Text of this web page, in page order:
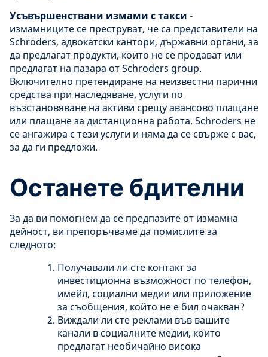
Усъвършенствани измами с такси -
измамниците се преструват, че са представители на
Schroders, адвокатски кантори, държавни органи, за
да предлагат продукти, които не се продават или
предлагат на пазара от Schroders group.
Включително претендиране на неизвестни парични
средства при наследяване, услуги по
възстановяване на активи срещу авансово плащане
или плащане за дистанционна работа. Schroders не
се ангажира с тези услуги и няма да се свърже с вас,
за да ги предложи.
Останете бдителни
За да ви помогнем да се предпазите от измамна
дейност, ви препоръчваме да помислите за
следното:
Получавали ли сте контакт за
инвестиционна възможност по телефон,
имейл, социални медии или приложение
за съобщения, който не е бил очакван?
Виждали ли сте реклами във вашите
канали в социалните медии, които
предлагат необичайно висока